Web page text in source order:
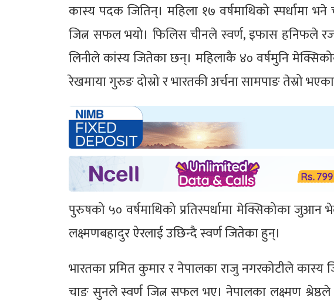
कास्य पदक जितिन्। महिला १७ वर्षमाथिको स्पर्धामा
जित्न सफल भयो। फिलिस चीनले स्वर्ण, इफास हनिफले
लिनीले कांस्य जितेका छन्। महिलाकै ४० वर्षमुनि
रेखमाया गुरुङ दोस्रो र भारतकी अर्चना सामपाङ तेस्रो
पुरुषको ५० वर्षमाथिको प्रतिस्पर्धामा मेक्सिकोका
लक्ष्मणबहादुर ऐरलाई उछिन्दै स्वर्ण जितेका हुन्।
भारतका प्रमित कुमार र नेपालका राजु नगरकोटीले
चाङ सुनले स्वर्ण जित्न सफल भए। नेपालका लक्ष्मण